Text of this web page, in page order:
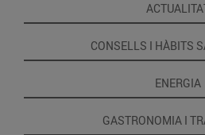
CONSELLS I HÀBITS
ENERGIA
GASTRONOMIA I